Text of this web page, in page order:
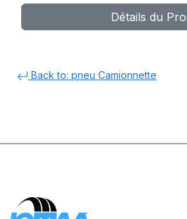
Détails du
Back to: pneu Camionnette